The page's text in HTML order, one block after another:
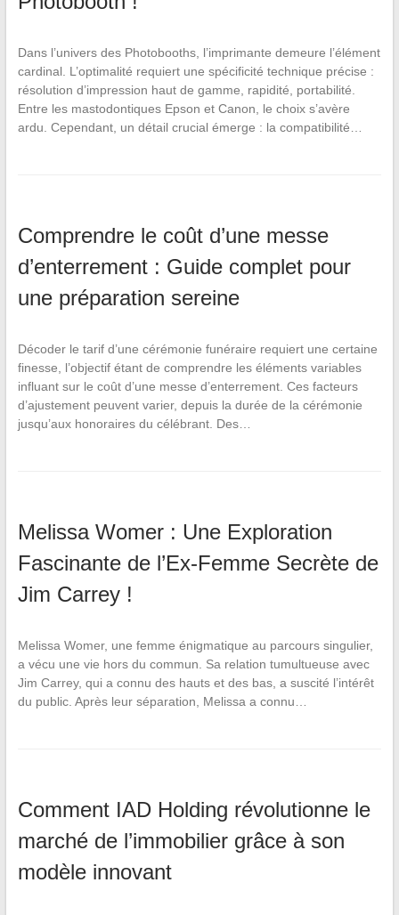
Dans l’univers des Photobooths, l’imprimante demeure l’élément
cardinal. L’optimalité requiert une spécificité technique précise :
résolution d’impression haut de gamme, rapidité, portabilité.
Entre les mastodontiques Epson et Canon, le choix s’avère
ardu. Cependant, un détail crucial émerge : la compatibilité…
Comprendre le coût d’une messe
d’enterrement : Guide complet pour
une préparation sereine
Décoder le tarif d’une cérémonie funéraire requiert une certaine
finesse, l’objectif étant de comprendre les éléments variables
influant sur le coût d’une messe d’enterrement. Ces facteurs
d’ajustement peuvent varier, depuis la durée de la cérémonie
jusqu’aux honoraires du célébrant. Des…
Melissa Womer : Une Exploration
Fascinante de l’Ex-Femme Secrète de
Jim Carrey !
Melissa Womer, une femme énigmatique au parcours singulier,
a vécu une vie hors du commun. Sa relation tumultueuse avec
Jim Carrey, qui a connu des hauts et des bas, a suscité l’intérêt
du public. Après leur séparation, Melissa a connu…
Comment IAD Holding révolutionne le
marché de l’immobilier grâce à son
modèle innovant